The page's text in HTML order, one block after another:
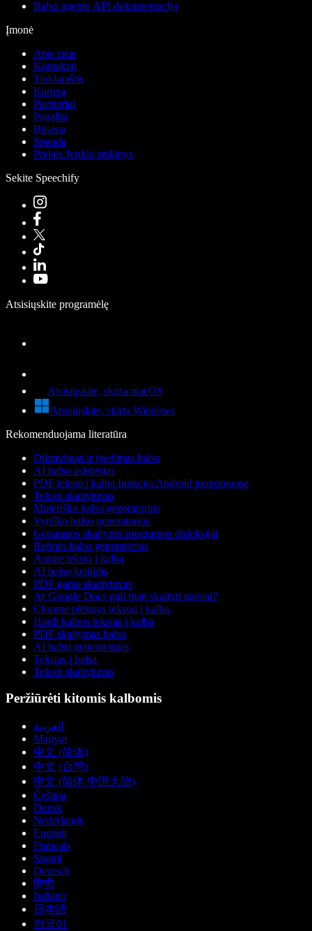
Balso agentų API dokumentacija
Įmonė
Apie mus
Kontaktai
Tinklaraštis
Karjera
Partneriai
Pagalba
Būsena
Spauda
Prekės ženklo rinkinys
Sekite Speechify
Atsisiųskite programėlę
Atsisiųskite, skirta macOS
Atsisiųskite, skirta Windows
Rekomenduojama literatūra
Diktavimas ir įvedimas balsu
AI balso asistentas
PDF teksto į kalbą funkcija Android įrenginiuose
Teksto skaitytuvas
Moteriško balso generatorius
Vyriško balso generatorius
Geriausios skaitymo programos disleksijai
Roboto balso generatorius
Anime teksto į kalbą
AI balso keitiklis
PDF garso skaitytuvas
Ar Google Docs gali man skaityti garsiai?
Chrome plėtinys tekstui į kalbą
Hindi kalbos tekstas į kalbą
PDF skaitymas balsu
AI balsų generavimas
Tekstas į balsą
Teksto skaitytuvas
Peržiūrėti kitomis kalbomis
العربية
Magyar
中文 (简体)
中文 (台灣)
中文 (简体 中国大陆)
Čeština
Dansk
Nederlands
English
Français
Suomi
Deutsch
हिन्दी
Italiano
日本語
한국어